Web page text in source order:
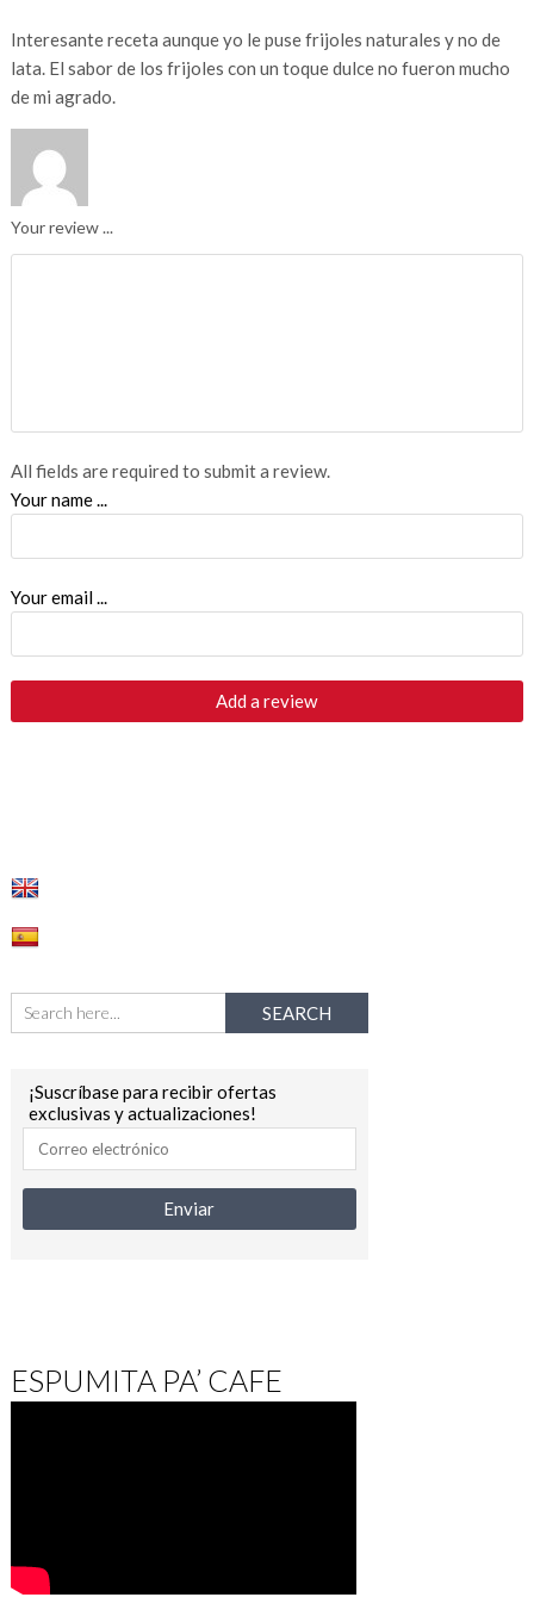
Interesante receta aunque yo le puse frijoles naturales y no de
lata. El sabor de los frijoles con un toque dulce no fueron mucho
de mi agrado.
Your review ...
All fields are required to submit a review.
Your name ...
Your email ...
¡Suscríbase para recibir ofertas
exclusivas y actualizaciones!
ESPUMITA PA’ CAFE